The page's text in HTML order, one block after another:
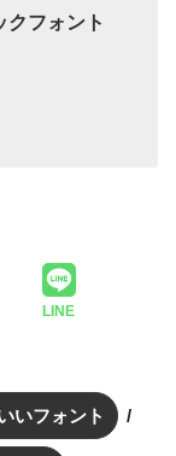
クフォント
LINE
いフォント